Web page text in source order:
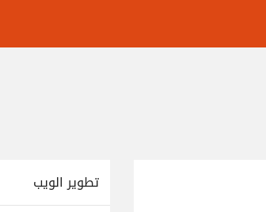
تطوير الويب